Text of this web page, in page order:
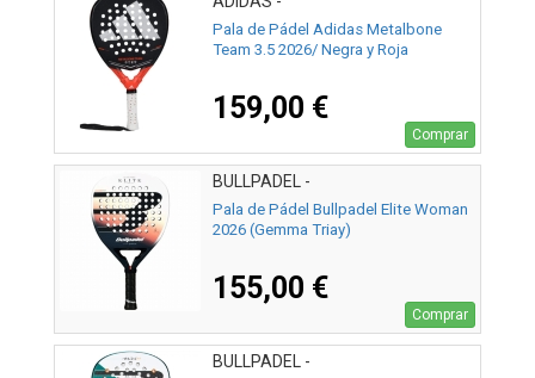
Pala de Pádel Adidas Metalbone
Team 3.5 2026/ Negra y Roja
159,00 €
Comprar
BULLPADEL -
Pala de Pádel Bullpadel Elite Woman
2026 (Gemma Triay)
155,00 €
Comprar
BULLPADEL -